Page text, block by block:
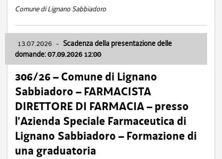
Comune di Lignano Sabbiadoro
13.07.2026 - Scadenza della presentazione delle
domande: 07.09.2026 12:00
306/26 – Comune di Lignano
Sabbiadoro – FARMACISTA
DIRETTORE DI FARMACIA – presso
l’Azienda Speciale Farmaceutica di
Lignano Sabbiadoro – Formazione di
una graduatoria